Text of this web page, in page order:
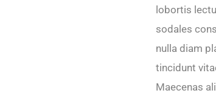
lobortis
sodales
nulla diam
tincidunt
Maecenas